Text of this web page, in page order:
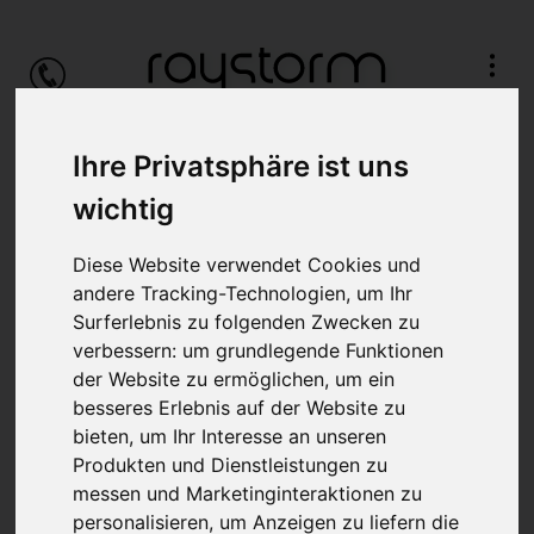
Ihre Privatsphäre ist uns
wichtig
Diese Website verwendet Cookies und
andere Tracking-Technologien, um Ihr
Surferlebnis zu folgenden Zwecken zu
verbessern: um grundlegende Funktionen
der Website zu ermöglichen, um ein
besseres Erlebnis auf der Website zu
bieten, um Ihr Interesse an unseren
Produkten und Dienstleistungen zu
messen und Marketinginteraktionen zu
personalisieren, um Anzeigen zu liefern die
Maxi Gastro GmbH – Website,
Content-Automatisierung & Digital
Signage